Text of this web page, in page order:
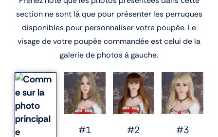
section ne sont là que pour présenter les perruques
disponibles pour personnaliser votre poupée. Le
visage de votre poupée commandée est celui de la
galerie de photos à gauche.
#1 #2 #3